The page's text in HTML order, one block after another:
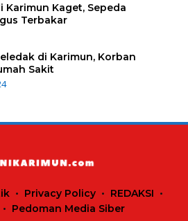
Karimun Kaget, Sepeda
Terbakar
di Karimun, Korban
Sakit
Privacy Policy
REDAKSI
Pedoman Media Siber